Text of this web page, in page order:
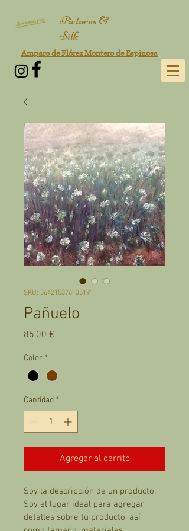
Pictures &
Silk
Amparo de Flórez Montero de Espinosa
SKU: 364215376135191
Pañuelo
85,00 €
Color *
Cantidad *
Agregar al carrito
Soy la descripción de un producto.
Soy el lugar ideal para agregar
detalles sobre tu producto, así